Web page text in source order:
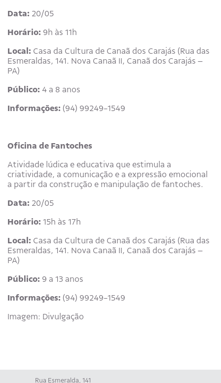
Data: 20/05
Horário: 9h às 11h
Local: Casa da Cultura de Canaã dos Carajás (Rua das
Esmeraldas, 141. Nova Canaã II, Canaã dos Carajás –
PA)
Público: 4 a 8 anos
Informações: (94) 99249-1549
Oficina de Fantoches
Atividade lúdica e educativa que estimula a
criatividade, a comunicação e a expressão emocional
a partir da construção e manipulação de fantoches.
Data: 20/05
Horário: 15h às 17h
Local: Casa da Cultura de Canaã dos Carajás (Rua das
Esmeraldas, 141. Nova Canaã II, Canaã dos Carajás –
PA)
Público: 9 a 13 anos
Informações: (94) 99249-1549
Imagem: Divulgação
Rua Esmeralda, 141